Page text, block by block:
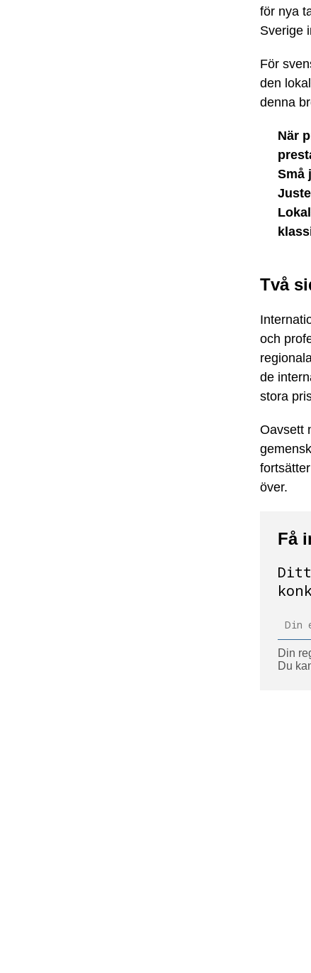
för nya
Sverige
För
den
denna
När
Små
Två
och
de
stora
Oavsett
över.
Få
Din
Du